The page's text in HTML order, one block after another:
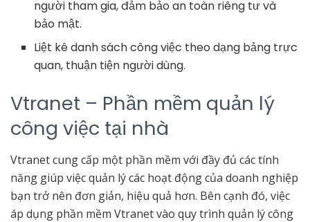
người tham gia, đảm bảo an toàn riêng tư và
bảo mật.
Liệt kê danh sách công việc theo dạng bảng trực
quan, thuận tiện người dùng.
Vtranet – Phần mềm quản lý
công việc tại nhà
Vtranet cung cấp một phần mềm với đầy đủ các tính
năng giúp việc quản lý các hoạt động của doanh nghiệp
bạn trở nên đơn giản, hiệu quả hơn. Bên cạnh đó, việc
áp dụng phần mềm Vtranet vào quy trình quản lý công